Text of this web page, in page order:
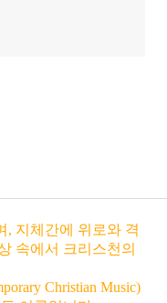
, 지체간에 위로와 격
속에서 크리스천의
Christian Music)